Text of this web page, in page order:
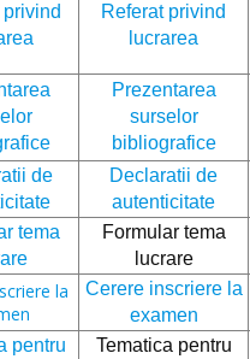
privind
Referat privind
lucrarea
Prezentarea
surselor
bibliografice
de
Declaratii de
autenticitate
tema
Formular tema
lucrare
la
Cerere inscriere la
examen
pentru
Tematica pentru